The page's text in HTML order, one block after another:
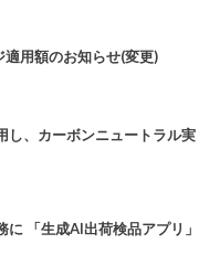
用額のお知らせ(変更)
し、カーボンニュートラル実
「生成AI出荷検品アプリ」